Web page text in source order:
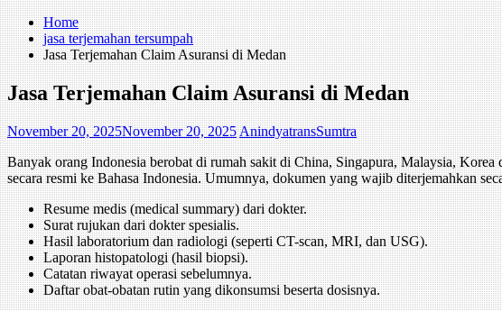
Home
jasa terjemahan tersumpah
Jasa Terjemahan Claim Asuransi di Medan
Jasa Terjemahan Claim Asuransi di Medan
November 20, 2025November 20, 2025 AnindyatransSumtra
Banyak orang Indonesia berobat di rumah sakit di China, Singapura, Malaysia,
secara resmi ke Bahasa Indonesia. Umumnya, dokumen yang wajib diterjemahkan
Resume medis (medical summary) dari dokter.
Surat rujukan dari dokter spesialis.
Hasil laboratorium dan radiologi (seperti CT-scan, MRI, dan USG).
Laporan histopatologi (hasil biopsi).
Catatan riwayat operasi sebelumnya.
Daftar obat-obatan rutin yang dikonsumsi beserta dosisnya.